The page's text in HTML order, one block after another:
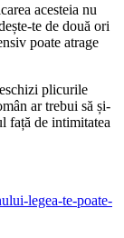
acesteia nu
te de două ori
poate atrage
plicurile
ar trebui să și-
față de intimitatea
legea-te-poate-